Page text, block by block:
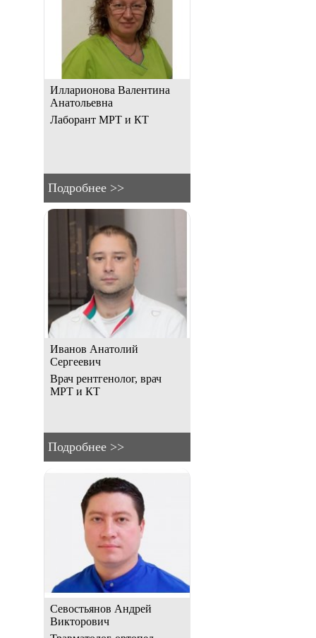
Илларионова Валентина
Анатольевна
Лаборант МРТ и КТ
Подробнее >>
Иванов Анатолий
Сергеевич
Врач рентгенолог, врач
МРТ и КТ
Подробнее >>
Севостьянов Андрей
Викторович